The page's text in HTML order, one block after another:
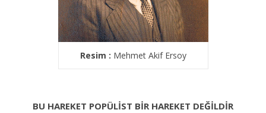
Resim : Mehmet Akif Ersoy
BU HAREKET POPÜLİST BİR HAREKET DEĞİLDİR